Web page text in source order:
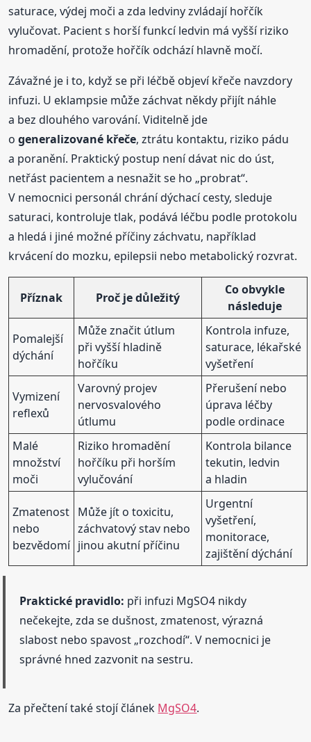
saturace, výdej moči a zda ledviny zvládají hořčík
vylučovat. Pacient s horší funkcí ledvin má vyšší riziko
hromadění, protože hořčík odchází hlavně močí.
Závažné je i to, když se při léčbě objeví křeče navzdory
infuzi. U eklampsie může záchvat někdy přijít náhle
a bez dlouhého varování. Viditelně jde
ogeneralizované křeče, ztrátu kontaktu, riziko pádu
a poranění. Praktický postup není dávat nic do úst,
netřást pacientem a nesnažit se ho „probrat“.
V nemocnici personál chrání dýchací cesty, sleduje
saturaci, kontroluje tlak, podává léčbu podle protokolu
a hledá i jiné možné příčiny záchvatu, například
krvácení do mozku, epilepsii nebo metabolický rozvrat.
Příznak Proč je důležitý
Co obvykle
následuje
Pomalejší
dýchání
Může značit útlum
při vyšší hladině
hořčíku
Kontrola infuze,
saturace, lékařské
vyšetření
Vymizení
reflexů
Varovný projev
nervosvalového
útlumu
Přerušení nebo
úprava léčby
podle ordinace
Malé
množství
moči
Riziko hromadění
hořčíku při horším
vylučování
Kontrola bilance
tekutin, ledvin
a hladin
Zmatenost
nebo
bezvědomí
Může jít o toxicitu,
záchvatový stav nebo
jinou akutní příčinu
Urgentní
vyšetření,
monitorace,
zajištění dýchání
Praktické pravidlo: při infuzi MgSO4 nikdy
nečekejte, zda se dušnost, zmatenost, výrazná
slabost nebo spavost „rozchodí“. V nemocnici je
správné hned zazvonit na sestru.
Za přečtení také stojí článek MgSO4.